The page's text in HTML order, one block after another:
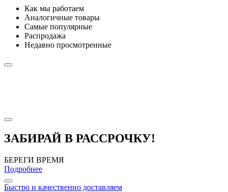
Как мы работаем
Аналогичные товары
Самые популярные
Распродажа
Недавно просмотренные
ЗАБИРАЙ В РАССРОЧКУ!
БЕРЕГИ ВРЕМЯ
Подробнее
Быстро и качественно доставляем